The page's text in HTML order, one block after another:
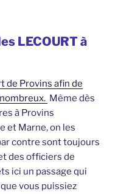
LECOURT à
de Provins afin de
Même dès
à Provins
et Marne, on les
contre sont toujours
des officiers de
ici un passage qui
vous puissiez